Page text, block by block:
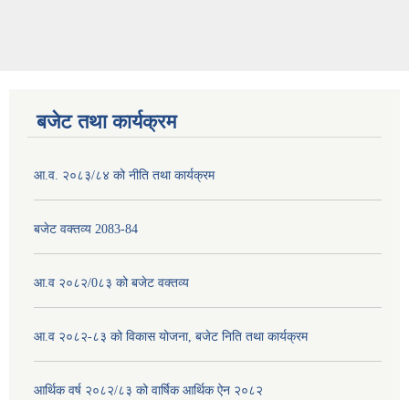
बजेट तथा कार्यक्रम
आ.व. २०८३/८४ को नीति तथा कार्यक्रम
बजेट वक्तव्य 2083-84
आ.व २०८२/0८३ को बजेट वक्तव्य
आ.व २०८२-८३ को विकास योजना, बजेट निति तथा कार्यक्रम
आर्थिक वर्ष २०८२/८३ को वार्षिक आर्थिक ऐन २०८२